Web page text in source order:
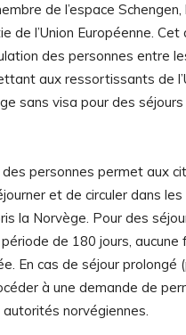
de l’espace Schengen,
de l’Union Européenne. Cet
des personnes entre
aux ressortissants de
sans visa pour des
des personnes permet aux
et de circuler dans
la Norvège. Pour des
de 180 jours, aucune
En cas de séjour prolongé
à une demande de
norvégiennes.